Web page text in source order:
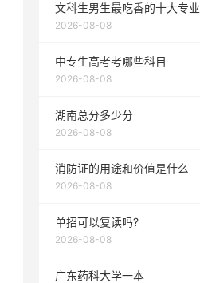
文科生男生最吃香的十大专业
2026-08-08
中专生高考考哪些科目
2026-08-08
湖南总分多少分
2026-08-08
消防证的用途和价值是什么
2026-08-08
单招可以复读吗?
2026-08-08
广东药科大学一本